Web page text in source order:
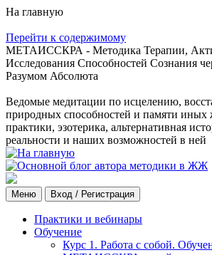
На главную
Перейти к содержимому
МЕТАИССКРА - Методика Терапии,
Исследования Способностей Сознания
Разумом Абсолюта
Ведомые медитации по исцелению,
природных способностей и памяти иных
практики, эзотерика, альтернативная
реальности и наших возможностей в ней
Меню Вход / Регистрация
Практики и вебинары
Обучение
Курс 1. Работа с собой.